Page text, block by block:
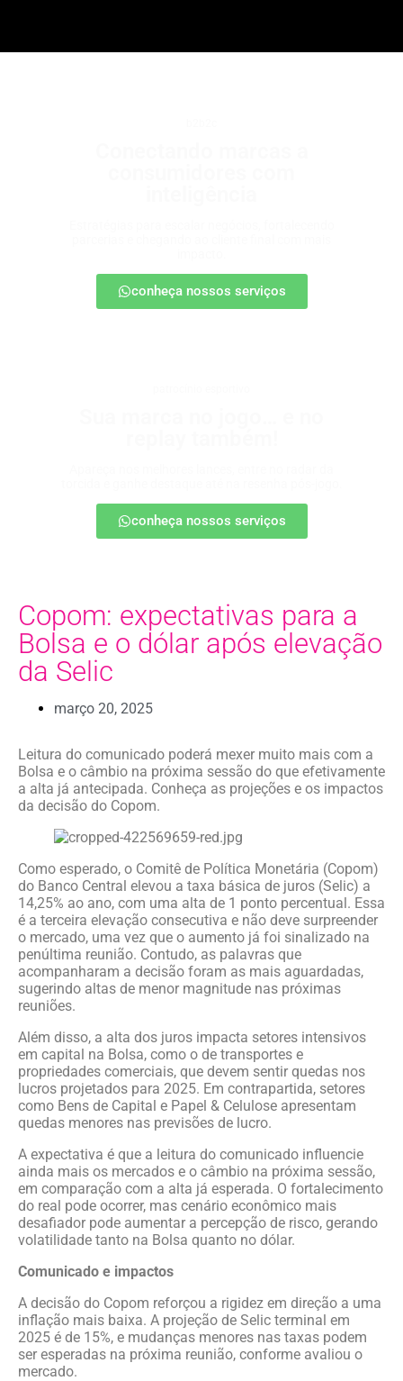
conheça nossos serviços
conheça nossos serviços
Copom: expectativas para a
Bolsa e o dólar após elevação
da Selic
março 20, 2025
Leitura do comunicado poderá mexer muito mais com a
Bolsa e o câmbio na próxima sessão do que efetivamente
a alta já antecipada. Conheça as projeções e os impactos
da decisão do Copom.
Como esperado, o Comitê de Política Monetária (Copom)
do Banco Central elevou a taxa básica de juros (Selic) a
14,25% ao ano, com uma alta de 1 ponto percentual. Essa
é a terceira elevação consecutiva e não deve surpreender
o mercado, uma vez que o aumento já foi sinalizado na
penúltima reunião. Contudo, as palavras que
acompanharam a decisão foram as mais aguardadas,
sugerindo altas de menor magnitude nas próximas
reuniões.
Além disso, a alta dos juros impacta setores intensivos
em capital na Bolsa, como o de transportes e
propriedades comerciais, que devem sentir quedas nos
lucros projetados para 2025. Em contrapartida, setores
como Bens de Capital e Papel & Celulose apresentam
quedas menores nas previsões de lucro.
A expectativa é que a leitura do comunicado influencie
ainda mais os mercados e o câmbio na próxima sessão,
em comparação com a alta já esperada. O fortalecimento
do real pode ocorrer, mas cenário econômico mais
desafiador pode aumentar a percepção de risco, gerando
volatilidade tanto na Bolsa quanto no dólar.
Comunicado e impactos
A decisão do Copom reforçou a rigidez em direção a uma
inflação mais baixa. A projeção de Selic terminal em
2025 é de 15%, e mudanças menores nas taxas podem
ser esperadas na próxima reunião, conforme avaliou o
mercado.